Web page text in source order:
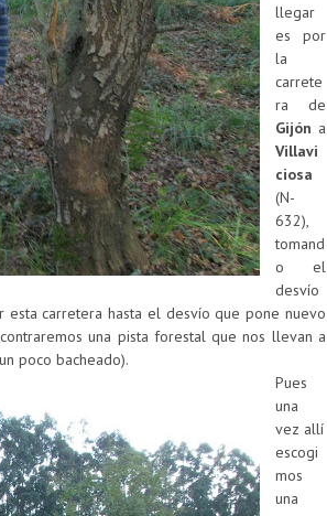
llegar
es por
la
carrete
ra de
Gijón a
Villavi
ciosa
(N-
632),
tomand
o el
desvío
esta carretera hasta el desvío que pone nuevo
una pista forestal que nos llevan a
poco bacheado).
Pues
una
vez allí
escogi
mos
una